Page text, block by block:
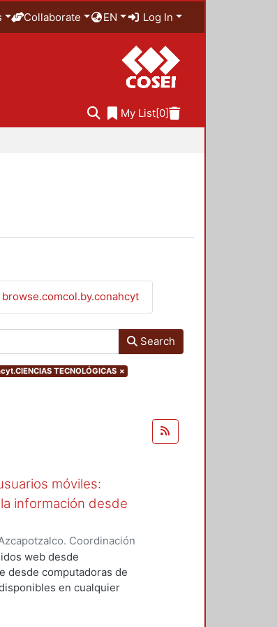
Collaborate EN Log In
My List[0]
browse.comcol.by.conahcyt
Search
TECNOLÓGICAS ×
móviles:
información desde
Coordinación
Araceliweb desde
desde computadoras de
en cualquier